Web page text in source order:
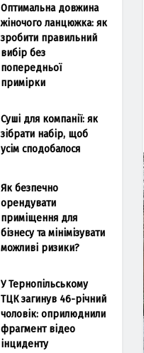
Оптимальна довжина
жіночого ланцюжка: як
зробити правильний
вибір без
попередньої
примірки
Суші для компанії: як
зібрати набір, щоб
усім сподобалося
Як безпечно
орендувати
приміщення для
бізнесу та мінімізувати
можливі ризики?
У Тернопільському
ТЦК загинув 46-річний
чоловік: оприлюднили
фрагмент відео
інциденту